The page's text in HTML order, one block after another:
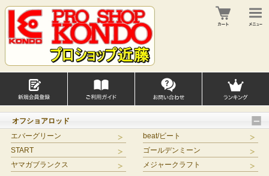
オフショアロッド
エバーグリーン
START
ヤマガブランクス
beat/ビート
ゴールデンミーン
メジャークラフト